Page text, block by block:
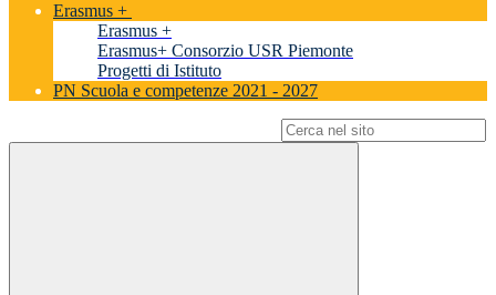
Erasmus +
Erasmus +
Erasmus+ Consorzio USR Piemonte
Progetti di Istituto
PN Scuola e competenze 2021 - 2027